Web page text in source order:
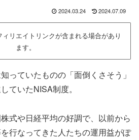
2024.03.24 2024.07.09
リエイトリンクが含まれる場合があり
ます。
っていたものの「面倒くさそう」
ていたNISA制度。
式や日経平均の好調で、以前から
行なってきた人たちの運用益がぽ